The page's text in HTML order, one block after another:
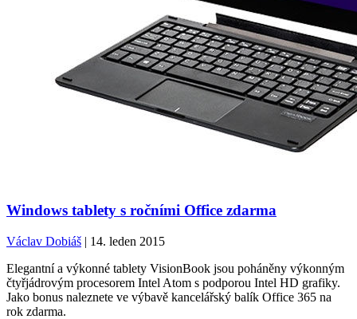
Windows tablety s ročními Office zdarma
Václav Dobiáš | 14. leden 2015
Elegantní a výkonné tablety VisionBook jsou poháněny výkonným
čtyřjádrovým procesorem Intel Atom s podporou Intel HD grafiky.
Jako bonus naleznete ve výbavě kancelářský balík Office 365 na
rok zdarma.